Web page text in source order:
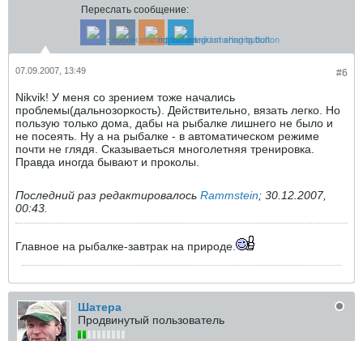
Переслать сообщение:
#6
07.09.2007, 13:49
Nikvik! У меня со зрением тоже начались
проблемы(дальнозоркость). Действительно, вязать легко. Но
пользую только дома, дабы на рыбалке лишнего не было и
не посеять. Ну а на рыбалке - в автоматическом режиме
почти не глядя. Сказываеться многолетняя тренировка.
Правда иногда бывают и проколы.
Последний раз редактировалось Rammstein; 30.12.2007,
00:43
Главное на рыбалке-завтрак на природе.
Шатера
Продвинутый пользователь